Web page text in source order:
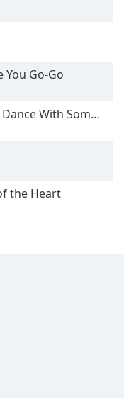
You Go-Go
With Somebody
the Heart